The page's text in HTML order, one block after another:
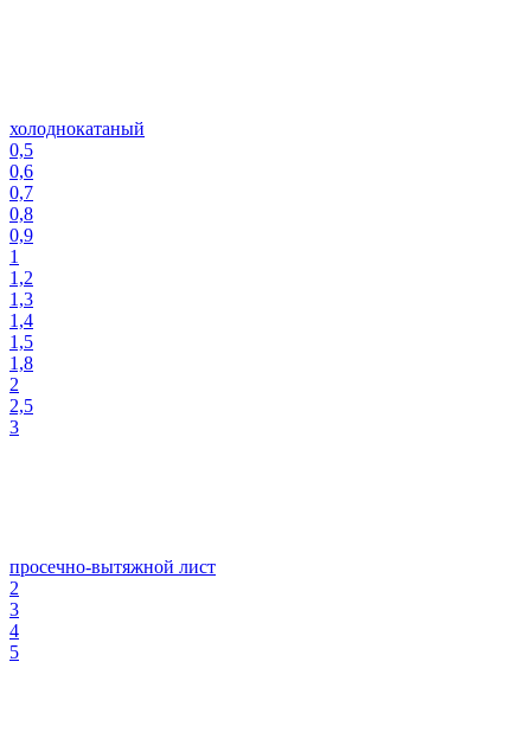
холоднокатаный
0,5
0,6
0,7
0,8
0,9
1
1,2
1,3
1,4
1,5
1,8
2
2,5
3
просечно-вытяжной лист
2
3
4
5